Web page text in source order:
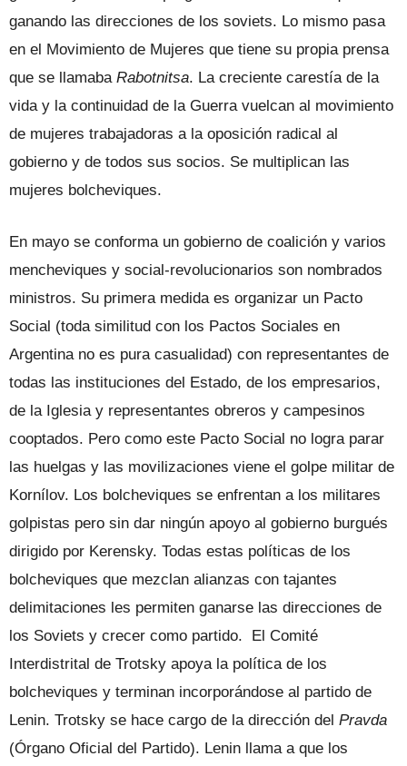
ganando las direcciones de los soviets. Lo mismo pasa
en el Movimiento de Mujeres que tiene su propia prensa
que se llamaba Rabotnitsa. La creciente carestía de la
vida y la continuidad de la Guerra vuelcan al movimiento
de mujeres trabajadoras a la oposición radical al
gobierno y de todos sus socios. Se multiplican las
mujeres bolcheviques.
En mayo se conforma un gobierno de coalición y varios
mencheviques y social-revolucionarios son nombrados
ministros. Su primera medida es organizar un Pacto
Social (toda similitud con los Pactos Sociales en
Argentina no es pura casualidad) con representantes de
todas las instituciones del Estado, de los empresarios,
de la Iglesia y representantes obreros y campesinos
cooptados. Pero como este Pacto Social no logra parar
las huelgas y las movilizaciones viene el golpe militar de
Kornílov. Los bolcheviques se enfrentan a los militares
golpistas pero sin dar ningún apoyo al gobierno burgués
dirigido por Kerensky. Todas estas políticas de los
bolcheviques que mezclan alianzas con tajantes
delimitaciones les permiten ganarse las direcciones de
los Soviets y crecer como partido. El Comité
Interdistrital de Trotsky apoya la política de los
bolcheviques y terminan incorporándose al partido de
Lenin. Trotsky se hace cargo de la dirección del Pravda
(Órgano Oficial del Partido). Lenin llama a que los